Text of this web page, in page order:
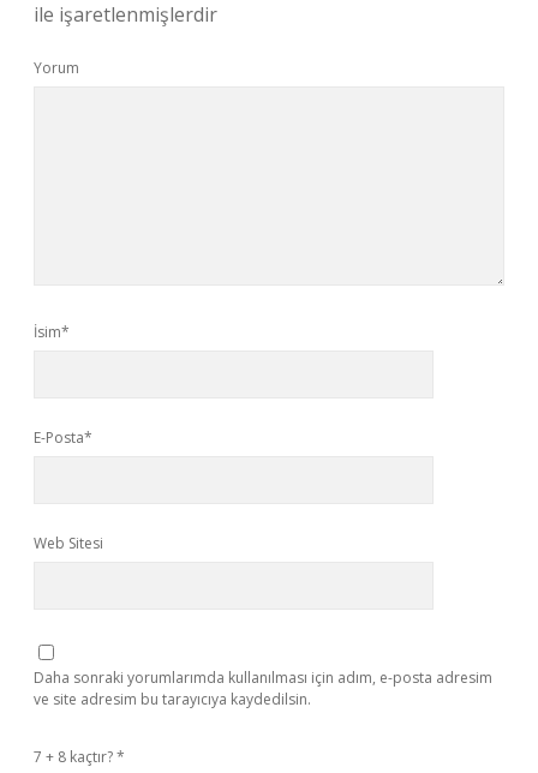
ile işaretlenmişlerdir
Yorum
İsim*
E-Posta*
Web Sitesi
Daha sonraki yorumlarımda kullanılması için adım, e-posta adresim
ve site adresim bu tarayıcıya kaydedilsin.
7 + 8 kaçtır?*